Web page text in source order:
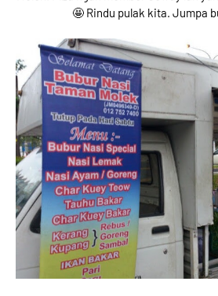
🤩 Rindu pulak kita. Jumpa